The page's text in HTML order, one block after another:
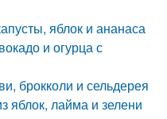
яблок и ананаса
и огурца с
брокколи и сельдерея
яблок, лайма и зелени